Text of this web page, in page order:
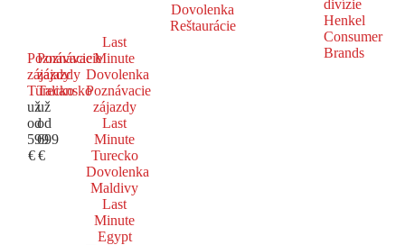
Dovolenka
Reštaurácie
Poznávacie
zájazdy
Turecko
už
od
599
€
Poznávacie
zájazdy
Taliansko
už
od
699
€
Last
Minute
Dovolenka
Poznávacie
zájazdy
Last
Minute
Turecko
Dovolenka
Maldivy
Last
Minute
Egypt